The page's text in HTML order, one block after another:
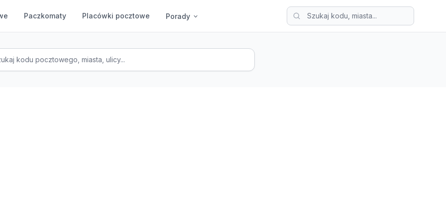
Paczkomaty Placówki pocztowe Porady